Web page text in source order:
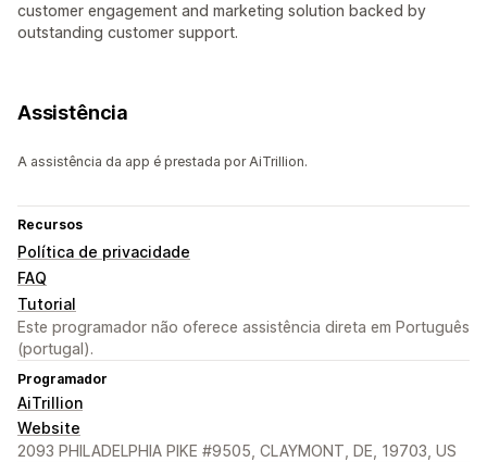
customer engagement and marketing solution backed by
outstanding customer support.
Assistência
A assistência da app é prestada por AiTrillion.
Recursos
Política de privacidade
FAQ
Tutorial
Este programador não oferece assistência direta em Português
(portugal).
Programador
AiTrillion
Website
2093 PHILADELPHIA PIKE #9505, CLAYMONT, DE, 19703, US